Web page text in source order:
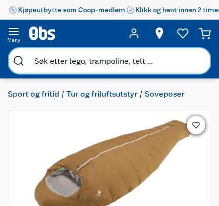
Kjøpeutbytte som Coop-medlem Klikk og hent innen 2
Meny
Sport og fritid Tur og friluftsutstyr Soveposer